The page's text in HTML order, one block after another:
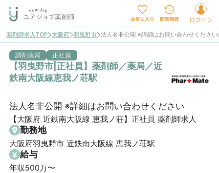
薬剤師求人TOP 大阪府 羽曳野市 法人名非公開 ※詳細はお問い合わせくださ
調剤薬局 正社員
【羽曳野市|正社員】薬剤師／薬局／近
鉄南大阪線恵我ノ荘駅
法人名非公開 ※詳細はお問い合わせください
【大阪府 近鉄南大阪線 恵我ノ荘】正社員 薬剤師求人
勤務地
大阪府羽曳野市 近鉄南大阪線 恵我ノ荘駅
給与
年収500万〜